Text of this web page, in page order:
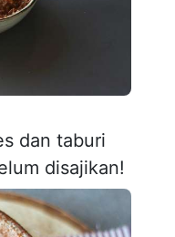
dan taburi
disajikan!